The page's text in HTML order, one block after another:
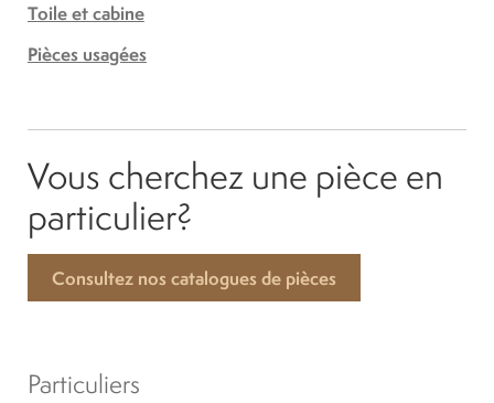
Toile et cabine
Pièces usagées
Vous cherchez une pièce en
particulier?
Consultez nos catalogues de pièces
Particuliers